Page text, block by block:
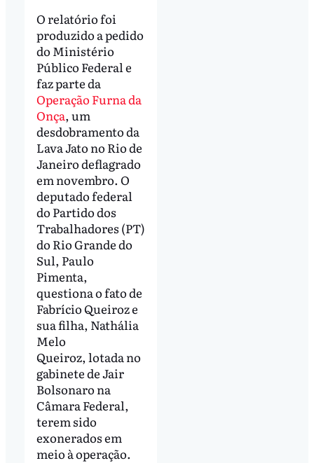
O relatório foi
produzido a pedido
do Ministério
Público Federal e
faz parte da
Operação Furna da
Onça, um
desdobramento da
Lava Jato no Rio de
Janeiro deflagrado
em novembro. O
deputado federal
do Partido dos
Trabalhadores (PT)
do Rio Grande do
Sul, Paulo
Pimenta,
questiona o fato de
Fabrício Queiroz e
sua filha, Nathália
Melo
Queiroz, lotada no
gabinete de Jair
Bolsonaro na
Câmara Federal,
terem sido
exonerados em
meio à operação.